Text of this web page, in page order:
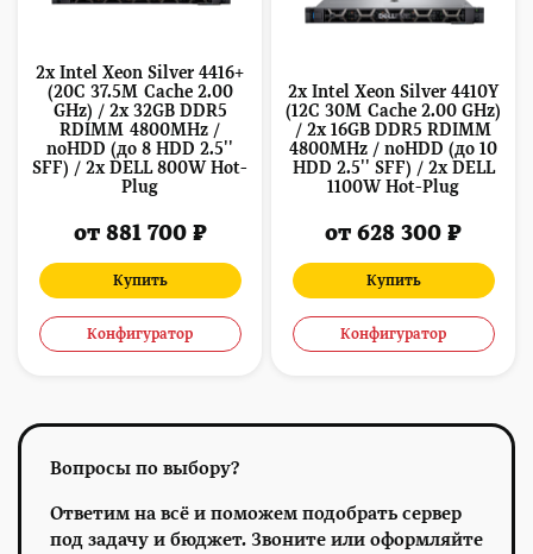
2x Intel Xeon Silver 4416+
(20C 37.5M Cache 2.00
GHz) / 2x 32GB DDR5
RDIMM 4800MHz /
noHDD (до 8 HDD 2.5''
SFF) / 2x DELL 800W Hot-
Plug
от 881 700 ₽
Купить
Конфигуратор
2x Intel Xeon Silver 4410Y
(12C 30M Cache 2.00 GHz)
/ 2x 16GB DDR5 RDIMM
4800MHz / noHDD (до 10
HDD 2.5'' SFF) / 2x DELL
1100W Hot-Plug
от 628 300 ₽
Купить
Конфигуратор
Вопросы по выбору?
Ответим на всё и поможем подобрать сервер
под задачу и бюджет. Звоните или оформляйте